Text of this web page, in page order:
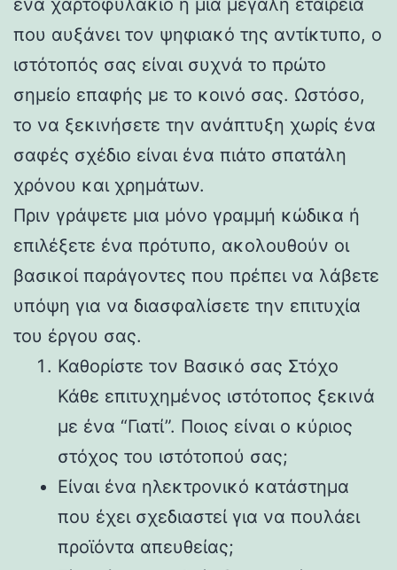
που αυξάνει τον ψηφιακό της αντίκτυπο, ο
ιστότοπός σας είναι συχνά το πρώτο
σημείο επαφής με το κοινό σας. Ωστόσο,
το να ξεκινήσετε την ανάπτυξη χωρίς ένα
σαφές σχέδιο είναι ένα πιάτο σπατάλη
χρόνου και χρημάτων.
Πριν γράψετε μια μόνο γραμμή κώδικα ή
επιλέξετε ένα πρότυπο, ακολουθούν οι
βασικοί παράγοντες που πρέπει να λάβετε
υπόψη για να διασφαλίσετε την επιτυχία
του έργου σας.
Καθορίστε τον Βασικό σας Στόχο
Κάθε επιτυχημένος ιστότοπος ξεκινά
με ένα “Γιατί”. Ποιος είναι ο κύριος
στόχος του ιστότοπού σας;
Είναι ένα ηλεκτρονικό κατάστημα
που έχει σχεδιαστεί για να πουλάει
προϊόντα απευθείας;